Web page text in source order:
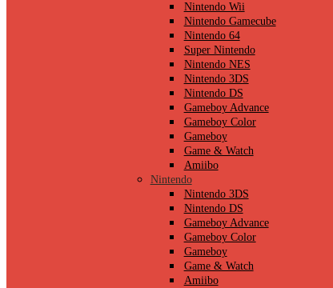
Nintendo Wii
Nintendo Gamecube
Nintendo 64
Super Nintendo
Nintendo NES
Nintendo 3DS
Nintendo DS
Gameboy Advance
Gameboy Color
Gameboy
Game & Watch
Amiibo
Nintendo
Nintendo 3DS
Nintendo DS
Gameboy Advance
Gameboy Color
Gameboy
Game & Watch
Amiibo